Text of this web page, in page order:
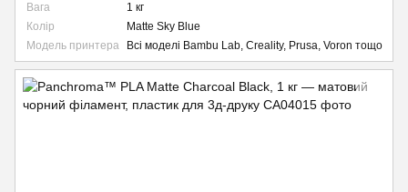
Вага
1 кг
Колір
Matte Sky Blue
Модель принтера
Всі моделі Bambu Lab, Creality, Prusa, Voron тощо